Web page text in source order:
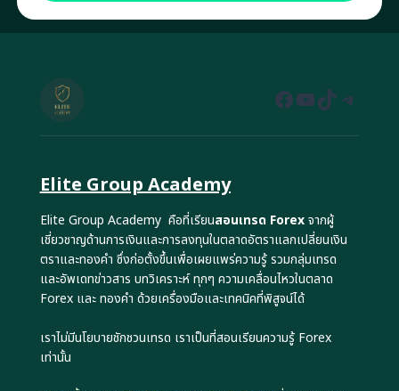
Facebook
YouTube
TikTok
Elite Group Academy
Elite Group Academy คือที่เรียนสอนเทรด Forexจากผู้
เชี่ยวชาญด้านการเงินและการลงทุนในตลาดอัตราแลกเปลี่ยนเงิน
ตราและทองคำ ซึ่งก่อตั้งขึ้นเพื่อเผยแพร่ความรู้ รวมกลุ่มเทรด
และอัพเดทข่าวสาร บทวิเคราะห์ ทุกๆ ความเคลื่อนไหวในตลาด
Forex และ ทองคำ ด้วยเครื่องมือและเทคนิคที่พิสูจน์ได้
เราไม่มีนโยบายชักชวนเทรด เราเป็นที่สอนเรียนความรู้ Forex
เท่านั้น